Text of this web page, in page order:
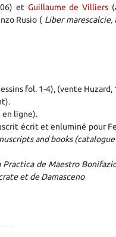
et Guillaume de Villiers
Rusio ( Liber marescalcie,
fol. 1-4), (vente Huzard,
en ligne).
écrit et enluminé pour
and books
Practica de Maestro
et de Damasceno